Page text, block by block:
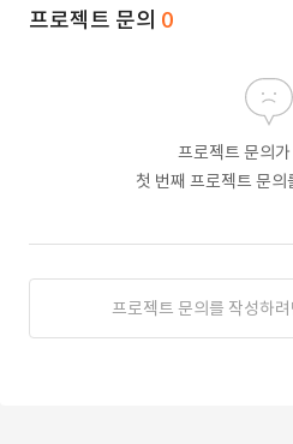
프로젝트 문의 0
프로젝트 문의
첫 번째 프로젝트 문의
프로젝트 문의를 작성하려